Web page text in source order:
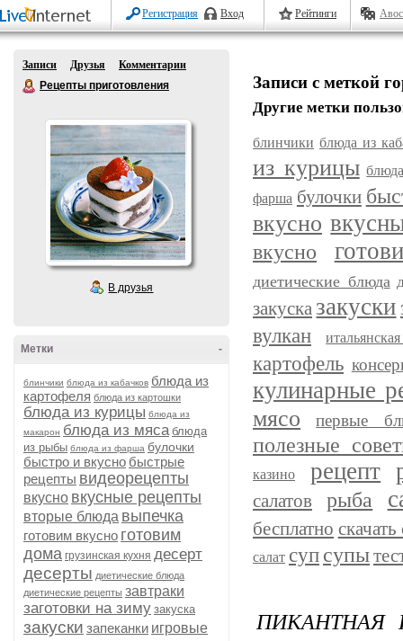
Регистрация Вход Рейтинги
Записи Друзья
Комментарии
Рецепты приготовления
В друзья
-
Метки
блинчики блюда из кабачков блюда из
картофеля блюда из картошки
блюда из курицы блюда из
макарон блюда из мяса блюда
из рыбы блюда из фарша булочки
быстро и вкусно быстрые
рецепты видеорецепты
вкусно вкусные рецепты
вторые блюда выпечка
готовим вкусно готовим
дома грузинская кухня десерт
десерты диетические блюда
диетические рецепты завтраки
заготовки на зиму закуска
закуски запеканки игровые
Записи с меткой
Другие метки
блинчики блюда из
из курицы
фарша булочки
вкусно
вкусно
диетические блюда
закусказакуски
вулкан
картофель
кулинарные
мясо
первые
полезные
казино рецепт
салатов рыба
бесплатно
салат суп супы
ПИКАНТНАЯ